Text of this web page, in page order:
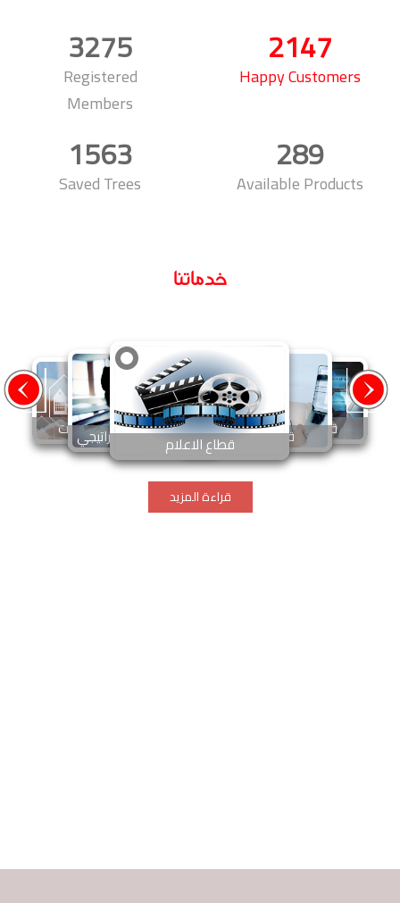
2147
Happy Customers
3275
Registered
Members
289
Available Products
1563
Saved Trees
خدماتنا
قطاع التخطيط الاستراتيجي
قطاع الاعلامقطاع التوظيفقطاع التدريب قطاع العقارات
قراءة المزيد